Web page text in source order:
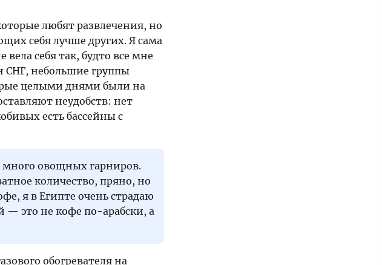
любят развлечения, но
себя лучше других. Я сама
себя так, будто все мне
СНГ, небольшие группы
целыми днями были на
неудобств: нет
есть бассейны с
овощных гарниров.
количество, пряно, но
я в Египте очень страдаю
— это не кофе по-арабски, а
обогревателя на